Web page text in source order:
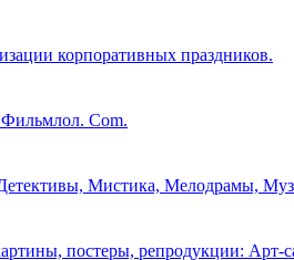
корпоративных праздников.
Com.
Мистика, Мелодрамы,
постеры, репродукции: Арт-